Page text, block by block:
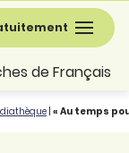
de Français
« Au temps